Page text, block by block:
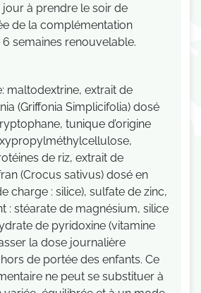
jour à prendre le soir de
de la complémentation
semaines renouvelable.
maltodextrine, extrait de
(Griffonia Simplicifolia) dosé
tunique d’origine
de riz, extrait de
(Crocus sativus) dosé en
charge : silice), sulfate de zinc,
: stéarate de magnésium, silice
de pyridoxine (vitamine
la dose journalière
de portée des enfants. Ce
ne peut se substituer à